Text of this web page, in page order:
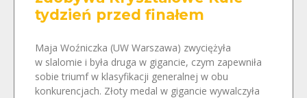
tydzień przed finałem
Maja Woźniczka (UW Warszawa) zwyciężyła
w slalomie i była druga w gigancie, czym zapewniła
sobie triumf w klasyfikacji generalnej w obu
konkurencjach. Złoty medal w gigancie wywalczyła